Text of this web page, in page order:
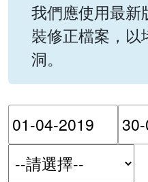
我們應使用最新
裝修正檔案，以
洞。
請